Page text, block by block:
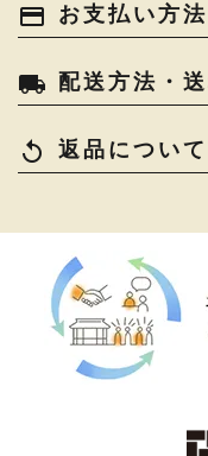
payment お支払い方
local_shipping 配送方法・
replay 返品について